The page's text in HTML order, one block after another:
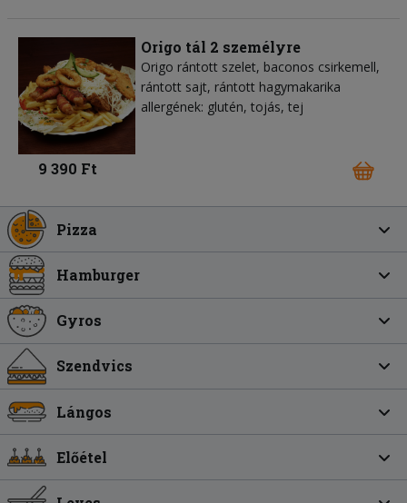
Origo tál 2 személyre
Origo rántott szelet, baconos csirkemell,
rántott sajt, rántott hagymakarika
allergének: glutén, tojás, tej
9 390 Ft
Pizza
Hamburger
Gyros
Szendvics
Lángos
Előétel